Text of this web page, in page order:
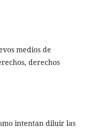
medios de
derechos
intentan diluir las